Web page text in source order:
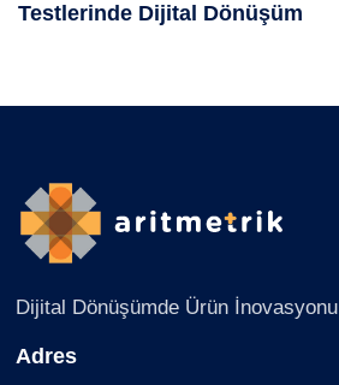
Testlerinde Dijital Dönüşüm
Dijital Dönüşümde Ürün İnovasyonu
Adres